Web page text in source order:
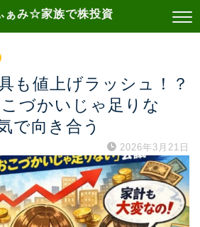
ぁみ☆家族で株投資
も値上げラッシュ！？
づかいじゃ足りな
で向き合う
2026年3月21日